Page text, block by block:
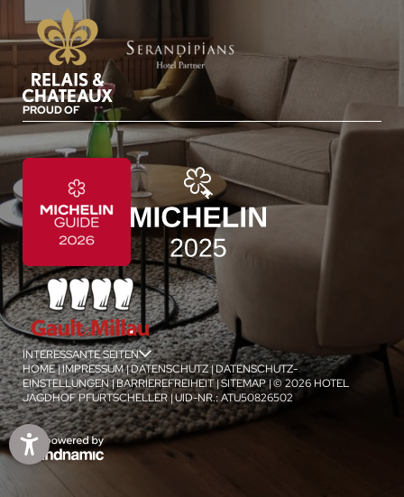
jSPA
1/4
PROUD OF
INTERESSANTE SEITEN
HOME|IMPRESSUM|DATENSCHUTZ|DATENSCHUTZ-
EINSTELLUNGEN|BARRIEREFREIHEIT|SITEMAP|© 2026 HOTEL
JAGDHOF PFURTSCHELLER|UID-NR.: ATU50826502